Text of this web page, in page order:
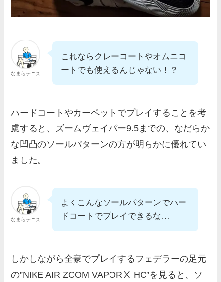
なまらテニス
これならクレーコートやオムニコ
ートでも使えるんじゃない！？
ハードコートやカーペットでプレイすることを考
慮すると、ズームヴェイパー9.5までの、なだらか
な凹凸のソールパターンの方が明らかに優れてい
ました。
なまらテニス
よくこんなソールパターンでハー
ドコートでプレイできるな…
しかしながら全豪でプレイするフェデラーの足元
の”NIKE AIR ZOOM VAPORⅩ HC”を見ると、ソ